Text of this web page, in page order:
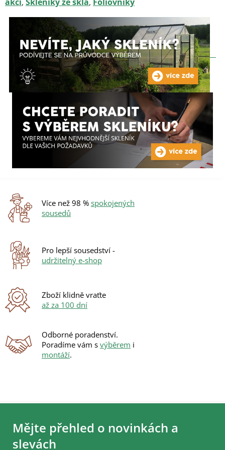
Více než 98 % spokojených
sousedů
Pro lepší sousedství -
udržitelný e-shop
Zboží klidně vraťte
až za 100 dní
Odborné poradenství.
Poradíme vám s výběrem i
montáží.
Z
Mějte přehled o novinkách a
slevách